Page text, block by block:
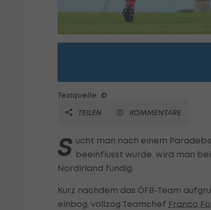
Textquelle: ©
TEILEN
KOMMENTARE
S ucht man nach einem
beeinflusst wurde, wird man
Nordirland fündig.
Kurz nachdem das ÖFB-Team
einbog, vollzog Teamchef Franco